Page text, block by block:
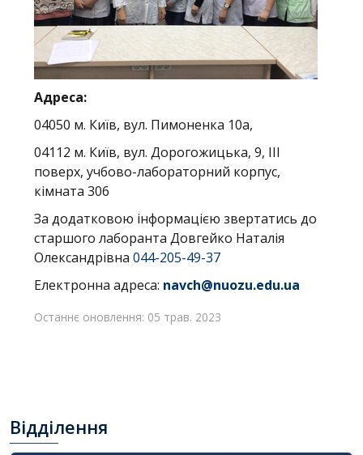
Адреса:
04050 м. Київ, вул. Пимоненка 10а,
04112 м. Київ, вул. Дорогожицька, 9, ІІІ
поверх, учбово-лабораторний корпус,
кімната 306
За додатковою інформацією звертатись до
старшого лаборанта Довгейко Наталія
Олександрівна 044-205-49-37
Електронна адреса: navch@nuozu.edu.ua
Останнє оновлення: 05 трав. 2023
Відділення